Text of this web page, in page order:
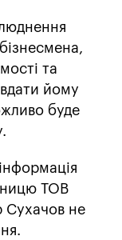
та
йому
буде
ТОВ
Сухачов не